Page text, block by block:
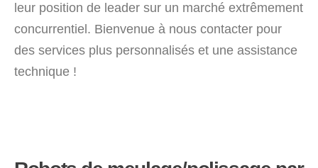
leur position de leader sur un marché extrêmement
concurrentiel. Bienvenue à nous contacter pour
des services plus personnalisés et une assistance
technique !